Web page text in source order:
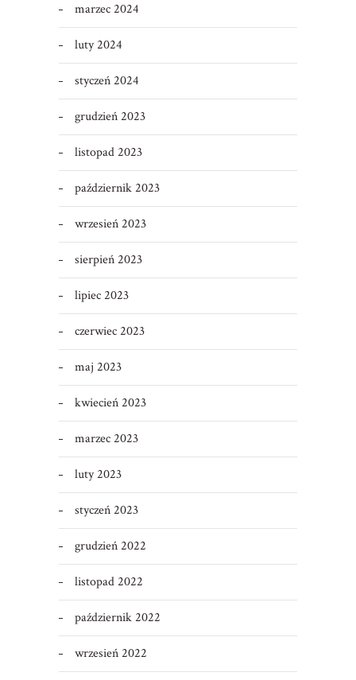
marzec 2024
luty 2024
styczeń 2024
grudzień 2023
listopad 2023
październik 2023
wrzesień 2023
sierpień 2023
lipiec 2023
czerwiec 2023
maj 2023
kwiecień 2023
marzec 2023
luty 2023
styczeń 2023
grudzień 2022
listopad 2022
październik 2022
wrzesień 2022